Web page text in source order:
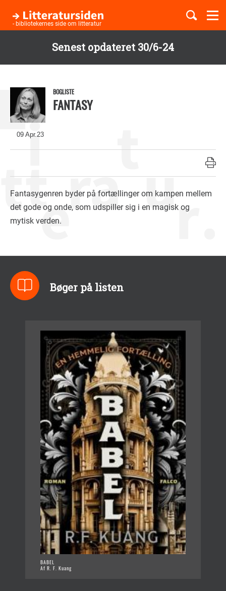
Senest opdateret 30/6-24
hovedindhold
- bibliotekernes side om litteratur
Børnebøger
09 Apr.23
BOGLISTE
FANTASY
Fantasygenren byder på fortællinger om kampen mellem
det gode og onde, som udspiller sig i en magisk og
mytisk verden.
Bøger på listen
BABEL
Af R. F. Kuang